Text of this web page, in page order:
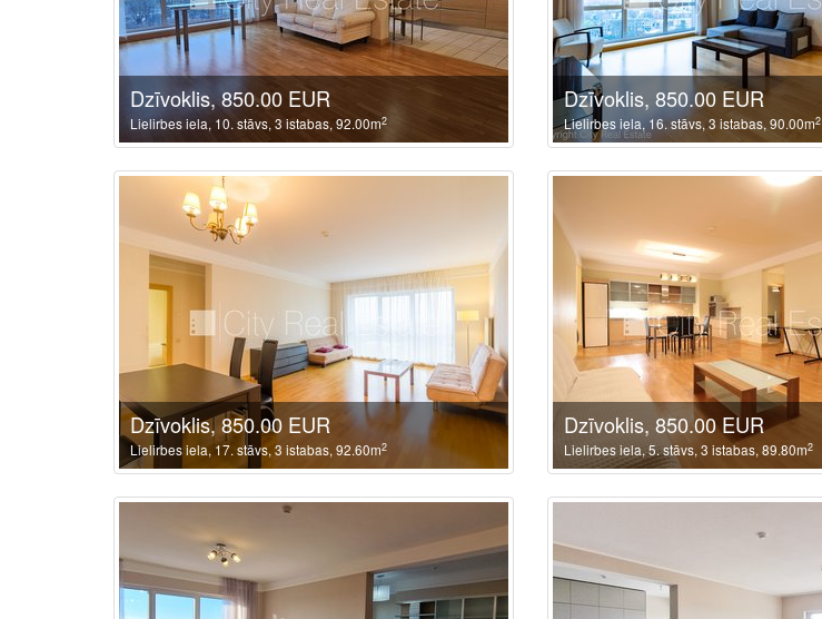
Dzīvoklis, 850.00 EUR
Lielirbes iela, 10. stāvs, 3 istabas, 92.00m2
Dzīvoklis, 850.00 EUR
Lielirbes iela, 16. stāvs, 3 istabas, 90.00m2
Dzīvoklis, 850.00 EUR
Lielirbes iela, 17. stāvs, 3 istabas, 92.60m2
Dzīvoklis, 850.00 EUR
Lielirbes iela, 5. stāvs, 3 istabas, 89.80m2